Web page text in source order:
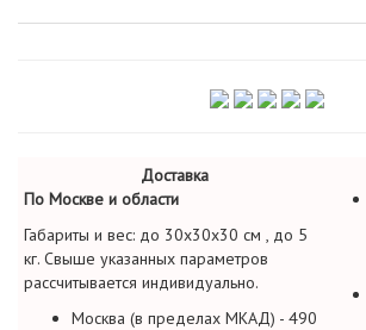
Доставка
По Москве и области
Габариты и вес: до 30х30х30 см , до 5
кг. Свыше указанных параметров
рассчитывается индивидуально.
Москва (в пределах МКАД) - 490